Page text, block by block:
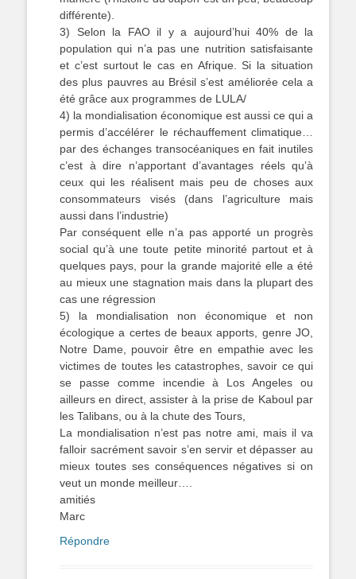
différente).
3) Selon la FAO il y a aujourd’hui 40% de la
population qui n’a pas une nutrition satisfaisante
et c’est surtout le cas en Afrique. Si la situation
des plus pauvres au Brésil s’est améliorée cela a
été grâce aux programmes de LULA/
4) la mondialisation économique est aussi ce qui a
permis d’accélérer le réchauffement climatique…
par des échanges transocéaniques en fait inutiles
c’est à dire n’apportant d’avantages réels qu’à
ceux qui les réalisent mais peu de choses aux
consommateurs visés (dans l’agriculture mais
aussi dans l’industrie)
Par conséquent elle n’a pas apporté un progrès
social qu’à une toute petite minorité partout et à
quelques pays, pour la grande majorité elle a été
au mieux une stagnation mais dans la plupart des
cas une régression
5) la mondialisation non économique et non
écologique a certes de beaux apports, genre JO,
Notre Dame, pouvoir être en empathie avec les
victimes de toutes les catastrophes, savoir ce qui
se passe comme incendie à Los Angeles ou
ailleurs en direct, assister à la prise de Kaboul par
les Talibans, ou à la chute des Tours,
La mondialisation n’est pas notre ami, mais il va
falloir sacrément savoir s’en servir et dépasser au
mieux toutes ses conséquences négatives si on
veut un monde meilleur….
amitiés
Marc
Répondre